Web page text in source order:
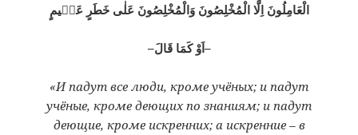
الْعَامِلُونَ اِلَّا الْمُخْلِصُونَ وَالْمُخْلِصُونَ عَلٰى خَطَرٍ عَظٖيمٍ
–اَوْ كَمَا قَالَ–
«И падут все люди, кроме учёных; и падут
учёные, кроме деющих по знаниям; и падут
деющие, кроме искренних; а искренние – в